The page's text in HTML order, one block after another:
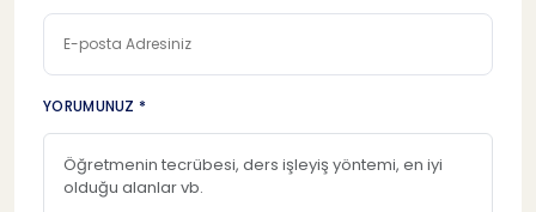
YORUMUNUZ *